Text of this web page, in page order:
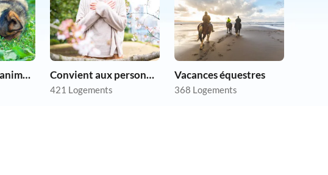
Emmener votre animal en vacances Convient aux personnes allergiques
421 Logements
Vacances équestres
368 Logements